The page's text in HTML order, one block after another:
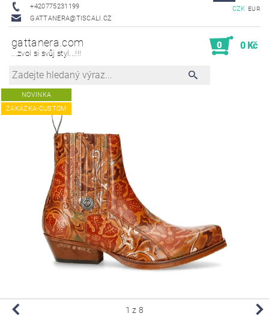
+420775231199
GATTANERA@TISCALI.CZ
CZK EUR
gattanera.com
...zvol si svůj styl...!!!
0 0 Kč
NOVINKA
ZAKÁZKA-CUSTOM
1 z 8